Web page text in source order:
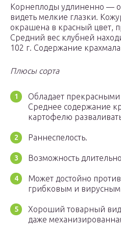
Корнеплоды удлиненно —
видеть мелкие глазки.
окрашена в красный цвет,
Средний вес клубней
102 г. Содержание
Плюсы сорта
Обладает
Среднее содержание
картофелю
Раннеспелость.
Возможность
Может достойно
грибковым и
Хороший товарный
даже